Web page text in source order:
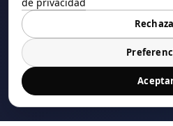
Política de Privacidad
Mapa del